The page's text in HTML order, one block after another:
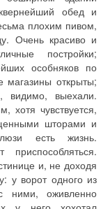
обед и
плохим пивом,
Очень красиво и
постройки;
особняков по
открыты;
выехали.
хотя чувствуется,
шторами и
есть жизнь.
и, не доходя
у ворот одного из
ними, оживленно